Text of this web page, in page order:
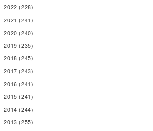
2022 (228)
2021 (241)
2020 (240)
2019 (235)
2018 (245)
2017 (243)
2016 (241)
2015 (241)
2014 (244)
2013 (255)